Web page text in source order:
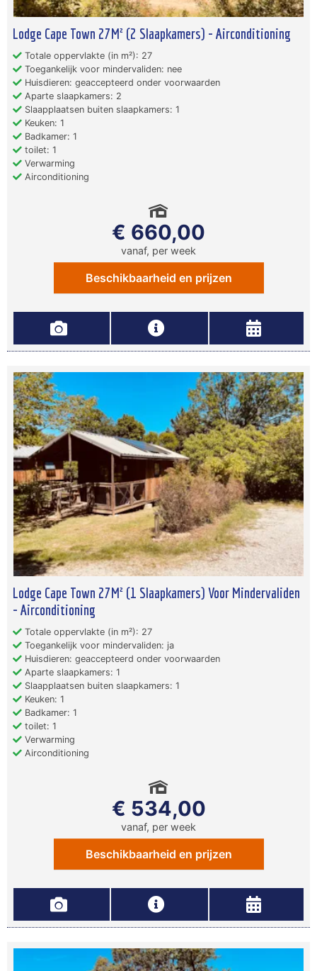
Lodge Cape Town 27M² (2 Slaapkamers) - Airconditioning
Totale oppervlakte (in m²): 27
Toegankelijk voor mindervaliden: nee
Huisdieren: geaccepteerd onder voorwaarden
Aparte slaapkamers: 2
Slaapplaatsen buiten slaapkamers: 1
Keuken: 1
Badkamer: 1
toilet: 1
Verwarming
Airconditioning
€ 660,00
vanaf, per week
Beschikbaarheid en prijzen
Lodge Cape Town 27M² (1 Slaapkamers) Voor Mindervaliden
- Airconditioning
Totale oppervlakte (in m²): 27
Toegankelijk voor mindervaliden: ja
Huisdieren: geaccepteerd onder voorwaarden
Aparte slaapkamers: 1
Slaapplaatsen buiten slaapkamers: 1
Keuken: 1
Badkamer: 1
toilet: 1
Verwarming
Airconditioning
€ 534,00
vanaf, per week
Beschikbaarheid en prijzen